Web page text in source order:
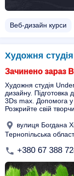
Веб-дизайн курси
Художня
Зачинено зараз
Художня студія
дизайну. Підготовка
3Ds max. Допомога у
Розкрийте свій
вулиця Богдана
Тернопільська
+380 67 388